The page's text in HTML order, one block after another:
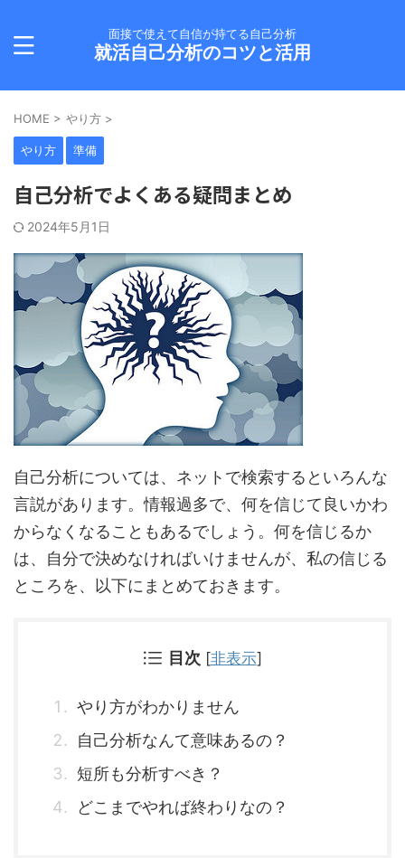
面接で使えて自信が持てる自己分析
就活自己分析のコツと活用
HOME > やり方 >
やり方 準備
自己分析でよくある疑問まとめ
2024年5月1日
自己分析については、ネットで検索するといろんな
言説があります。情報過多で、何を信じて良いかわ
からなくなることもあるでしょう。何を信じるか
は、自分で決めなければいけませんが、私の信じる
ところを、以下にまとめておきます。
目次 [非表示]
やり方がわかりません
自己分析なんて意味あるの？
短所も分析すべき？
どこまでやれば終わりなの？